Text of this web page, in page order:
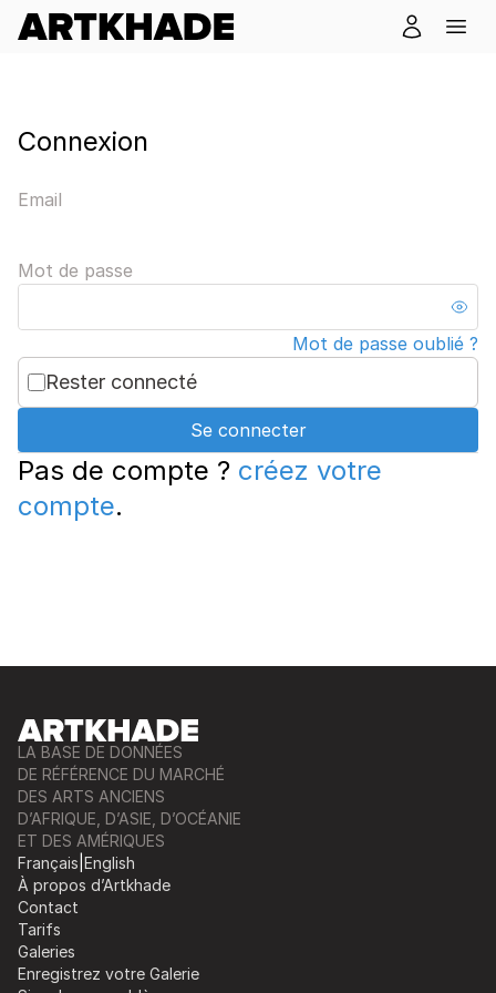
Connexion
Email
Mot de passe
Mot de passe oublié ?
Rester connecté
Se connecter
Pas de compte ? créez votre
compte.
LA BASE DE DONNÉES
DE RÉFÉRENCE DU MARCHÉ
DES ARTS ANCIENS
D’AFRIQUE, D’ASIE, D’OCÉANIE
ET DES AMÉRIQUES
Français English
À propos d’Artkhade
Contact
Tarifs
Galeries
Enregistrez votre Galerie